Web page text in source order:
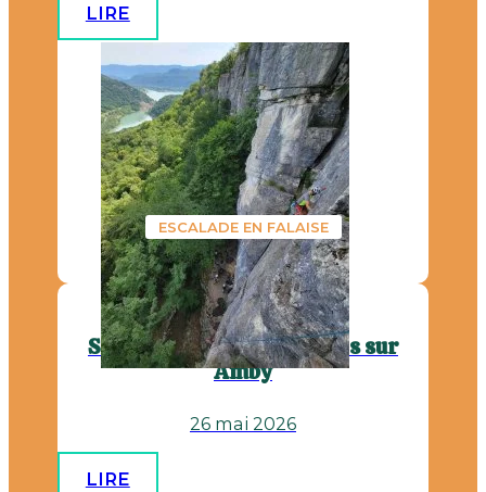
LIRE
ESCALADE EN FALAISE
SORTIE DU MARDI : Hieres sur
Amby
26 mai 2026
LIRE